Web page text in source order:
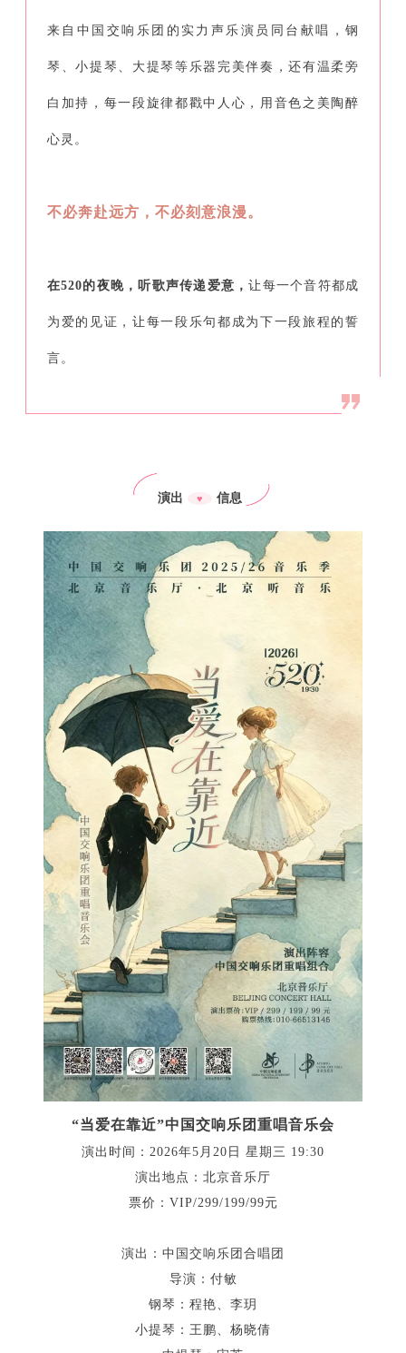
来自中国交响乐团的实力声乐演员同台献唱，钢
琴、小提琴、大提琴等乐器完美伴奏，还有温柔旁
白加持，每一段旋律都戳中人心，用音色之美陶醉
心灵。
不必奔赴远方，不必刻意浪漫。
在520的夜晚，听歌声传递爱意，让每一个音符都成
为爱的见证，让每一段乐句都成为下一段旅程的誓
言。
演出 ♥ 信息
“当爱在靠近”中国交响乐团重唱音乐会
演出时间：2026年5月20日 星期三 19:30
演出地点：北京音乐厅
票价：VIP/299/199/99元
演出：中国交响乐团合唱团
导演：付敏
钢琴：程艳、李玥
小提琴：王鹏、杨晓倩